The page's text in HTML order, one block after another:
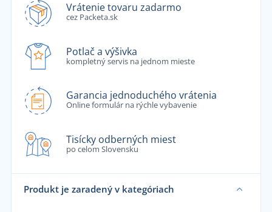
Vrátenie tovaru zadarmo
cez Packeta.sk
Potlač a výšivka
kompletný servis na jednom mieste
Garancia jednoduchého vrátenia
Online formulár na rýchle vybavenie
Tisícky odberných miest
po celom Slovensku
Produkt je zaradený v kategóriach